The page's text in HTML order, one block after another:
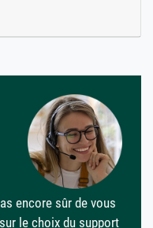
encore sûr de vous
le choix du support